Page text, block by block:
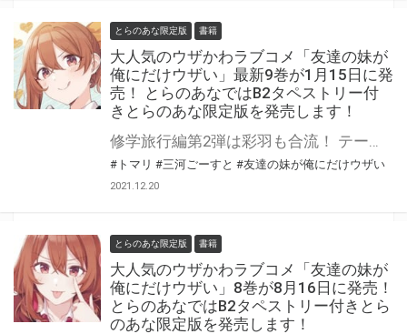
とらのあな限定版 書籍
大人気のウザかわラブコメ「友達の妹が
俺にだけウザい」最新9巻が1月15日に発
売！ とらのあなではB2タペストリー付
きとらのあな限定版を発売します！
#トマリ #三河ごーすと #友達の妹が俺にだけウザい
2021.12.20
とらのあな限定版 書籍
大人気のウザかわラブコメ「友達の妹が
俺にだけウザい」8巻が8月16日に発売！
とらのあなではB2タペストリー付きとら
のあな限定版を発売します！